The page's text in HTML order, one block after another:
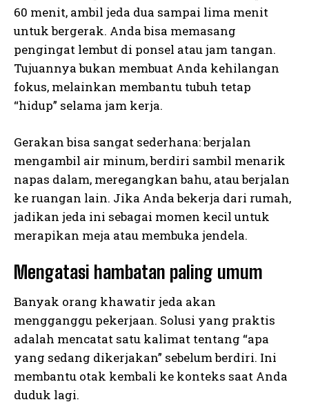
60 menit, ambil jeda dua sampai lima menit
untuk bergerak. Anda bisa memasang
pengingat lembut di ponsel atau jam tangan.
Tujuannya bukan membuat Anda kehilangan
fokus, melainkan membantu tubuh tetap
“hidup” selama jam kerja.
Gerakan bisa sangat sederhana: berjalan
mengambil air minum, berdiri sambil menarik
napas dalam, meregangkan bahu, atau berjalan
ke ruangan lain. Jika Anda bekerja dari rumah,
jadikan jeda ini sebagai momen kecil untuk
merapikan meja atau membuka jendela.
Mengatasi hambatan paling umum
Banyak orang khawatir jeda akan
mengganggu pekerjaan. Solusi yang praktis
adalah mencatat satu kalimat tentang “apa
yang sedang dikerjakan” sebelum berdiri. Ini
membantu otak kembali ke konteks saat Anda
duduk lagi.